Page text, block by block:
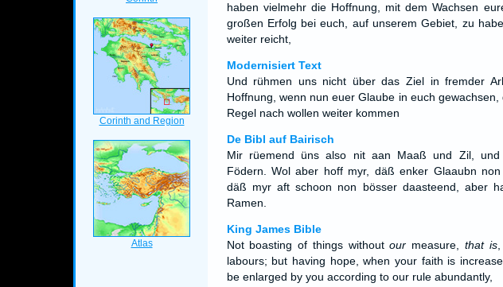
haben vielmehr die Hoffnung, mit dem Wachsen
großen Erfolg bei euch, auf unserem Gebiet, zu
weiter reicht,
Modernisiert Text
Und rühmen uns nicht über das Ziel in fremder
Hoffnung, wenn nun euer Glaube in euch
Regel nach wollen weiter kommen
De Bibl auf Bairisch
Mir rüemend üns also nit aan Maaß und Zil,
Födern. Wol aber hoff myr, däß enker Glaaubn
däß myr aft schoon non bösser daasteend, aber
Ramen.
King James Bible
Not boasting of things withoutour measure, that is,
labours; but having hope, when your faith is
be enlarged by you according to our rule abundantly,